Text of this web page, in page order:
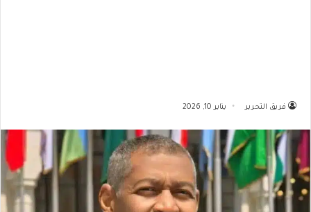
فريق التحرير يناير 10, 2026